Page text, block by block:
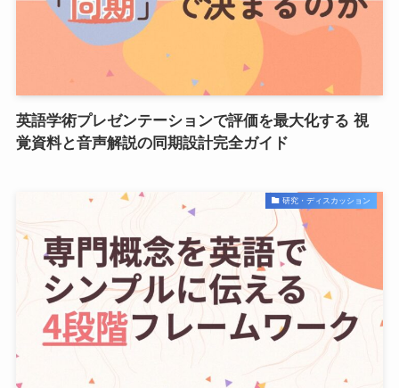
英語学術プレゼンテーションで評価を最大化する 視
覚資料と音声解説の同期設計完全ガイド
研究・ディスカッション